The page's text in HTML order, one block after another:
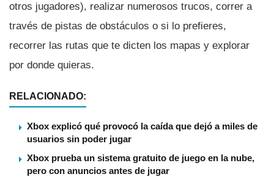
otros jugadores), realizar numerosos trucos, correr a
través de pistas de obstáculos o si lo prefieres,
recorrer las rutas que te dicten los mapas y explorar
por donde quieras.
RELACIONADO:
Xbox explicó qué provocó la caída que dejó a miles de
usuarios sin poder jugar
Xbox prueba un sistema gratuito de juego en la nube,
pero con anuncios antes de jugar